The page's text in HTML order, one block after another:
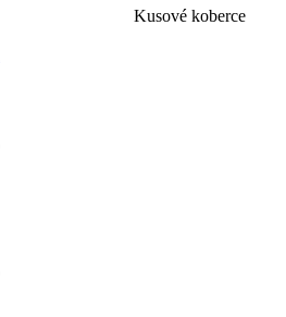
Kusové koberce